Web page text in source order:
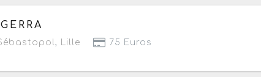
avril au samedi 5 décembre 2026
, Lille 75 Euros